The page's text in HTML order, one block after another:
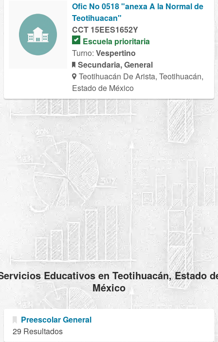
Ofic No 0518 "anexa A la Normal de
Teotihuacan"
CCT 15EES1652Y
Escuela prioritaria
Turno: Vespertino
Secundaria, General
Teotihuacán De Arista, Teotihuacán,
Estado de México
Educativos en Teotihuacán, Estado
México
Preescolar General
29 Resultados